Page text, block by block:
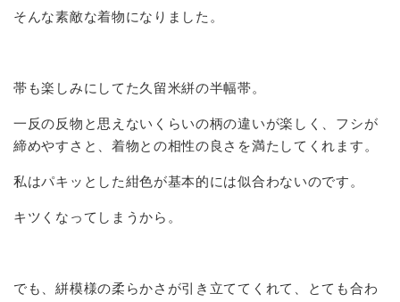
そんな素敵な着物になりました。
帯も楽しみにしてた久留米絣の半幅帯。
一反の反物と思えないくらいの柄の違いが楽しく、フシが
締めやすさと、着物との相性の良さを満たしてくれます。
私はパキッとした紺色が基本的には似合わないのです。
キツくなってしまうから。
でも、絣模様の柔らかさが引き立ててくれて、とても合わ